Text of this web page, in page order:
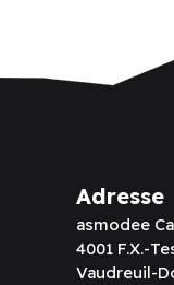
Adresse
asmodee
4001 F.X.-
Vaudreuil-